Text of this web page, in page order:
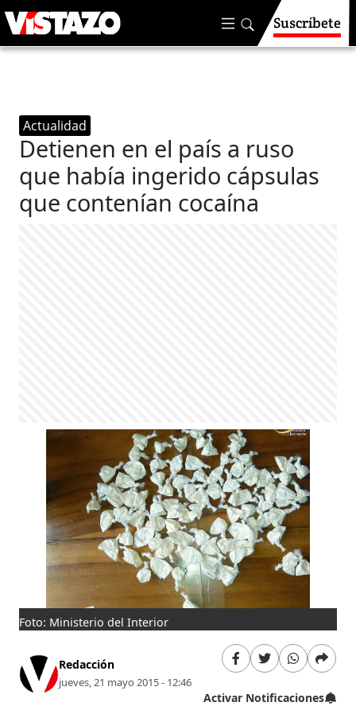
Suscríbete
Actualidad
Detienen en el país a ruso
que había ingerido cápsulas
que contenían cocaína
Foto: Ministerio del Interior
Redacción
jueves, 21 mayo 2015 - 12:46
Activar Notificaciones